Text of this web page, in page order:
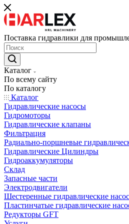
Поставка гидравлики для
Каталог
По всему сайту
По каталогу
Каталог
Гидравлические насосы
Гидромоторы
Гидравлические клапаны
Фильтрация
Радиально-поршневые
Гидравлические Цилиндры
Гидроаккумуляторы
Склад
Запасные части
Электродвигатели
Шестеренные гидравлические
Пластинчатые гидравлические
Редукторы GFT